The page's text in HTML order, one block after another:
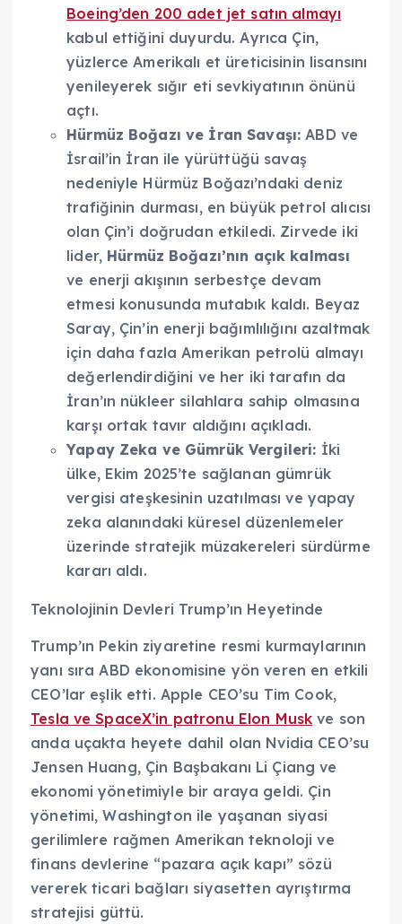
Boeing’den 200 adet jet satın almayı
kabul ettiğini duyurdu. Ayrıca Çin,
yüzlerce Amerikalı et üreticisinin lisansını
yenileyerek sığır eti sevkiyatının önünü
açtı.
Hürmüz Boğazı ve İran Savaşı: ABD ve
İsrail’in İran ile yürüttüğü savaş
nedeniyle Hürmüz Boğazı’ndaki deniz
trafiğinin durması, en büyük petrol alıcısı
olan Çin’i doğrudan etkiledi. Zirvede iki
lider, Hürmüz Boğazı’nın açık kalması
ve enerji akışının serbestçe devam
etmesi konusunda mutabık kaldı. Beyaz
Saray, Çin’in enerji bağımlılığını azaltmak
için daha fazla Amerikan petrolü almayı
değerlendirdiğini ve her iki tarafın da
İran’ın nükleer silahlara sahip olmasına
karşı ortak tavır aldığını açıkladı.
Yapay Zeka ve Gümrük Vergileri: İki
ülke, Ekim 2025’te sağlanan gümrük
vergisi ateşkesinin uzatılması ve yapay
zeka alanındaki küresel düzenlemeler
üzerinde stratejik müzakereleri sürdürme
kararı aldı.
Teknolojinin Devleri Trump’ın Heyetinde
Trump’ın Pekin ziyaretine resmi kurmaylarının
yanı sıra ABD ekonomisine yön veren en etkili
CEO’lar eşlik etti. Apple CEO’su Tim Cook,
Tesla ve SpaceX’in patronu Elon Musk ve son
anda uçakta heyete dahil olan Nvidia CEO’su
Jensen Huang, Çin Başbakanı Li Çiang ve
ekonomi yönetimiyle bir araya geldi. Çin
yönetimi, Washington ile yaşanan siyasi
gerilimlere rağmen Amerikan teknoloji ve
finans devlerine “pazara açık kapı” sözü
vererek ticari bağları siyasetten ayrıştırma
stratejisi güttü.